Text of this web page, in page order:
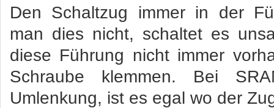
Den Schaltzug immer in der
man dies nicht, schaltet es
diese Führung nicht immer
Schraube klemmen. Bei
Umlenkung, ist es egal wo der